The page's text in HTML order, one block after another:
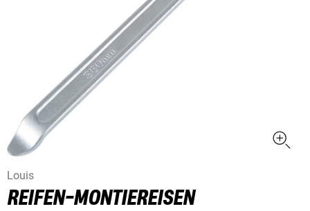
Louis
REIFEN-MONTIEREISEN